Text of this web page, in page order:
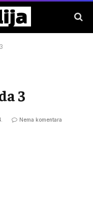
3
Nema komentara